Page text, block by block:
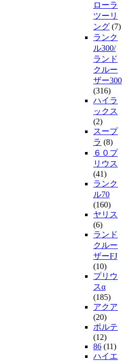
ローラ
ツーリ
ング (7)
ランク
ル300/
ランド
クルー
ザー300
(316)
ハイラ
ックス
(2)
スープ
ラ (8)
６０プ
リウス
(41)
ランク
ル70
(160)
ヤリス
(6)
ランド
クルー
ザーFJ
(10)
プリウ
スα
(185)
アクア
(20)
ポルテ
(12)
86 (11)
ハイエ